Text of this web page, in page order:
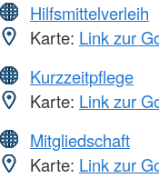
Hilfsmittelverleih
Karte: Link zur
Kurzzeitpflege
Karte: Link zur
Mitgliedschaft
Karte: Link zur